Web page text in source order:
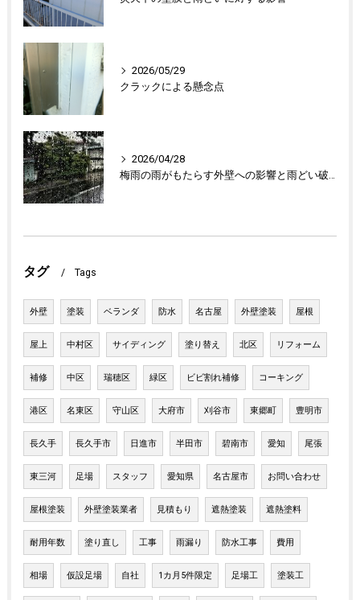
2026/05/29
クラックによる懸念点
2026/04/28
梅雨の雨がもたらす外壁への影響と雨どい破損の懸念点
タグ Tags
外壁 塗装 ベランダ 防水 名古屋 外壁塗装 屋根
屋上 中村区 サイディング 塗り替え 北区 リフォーム
補修 中区 瑞穂区 緑区 ビビ割れ補修 コーキング
港区 名東区 守山区 大府市 刈谷市 東郷町 豊明市
長久手 長久手市 日進市 半田市 碧南市 愛知 尾張
東三河 足場 スタッフ 愛知県 名古屋市 お問い合わせ
屋根塗装 外壁塗装業者 見積もり 遮熱塗装 遮熱塗料
耐用年数 塗り直し 工事 雨漏り 防水工事 費用
相場 仮設足場 自社 1カ月5件限定 足場工 塗装工